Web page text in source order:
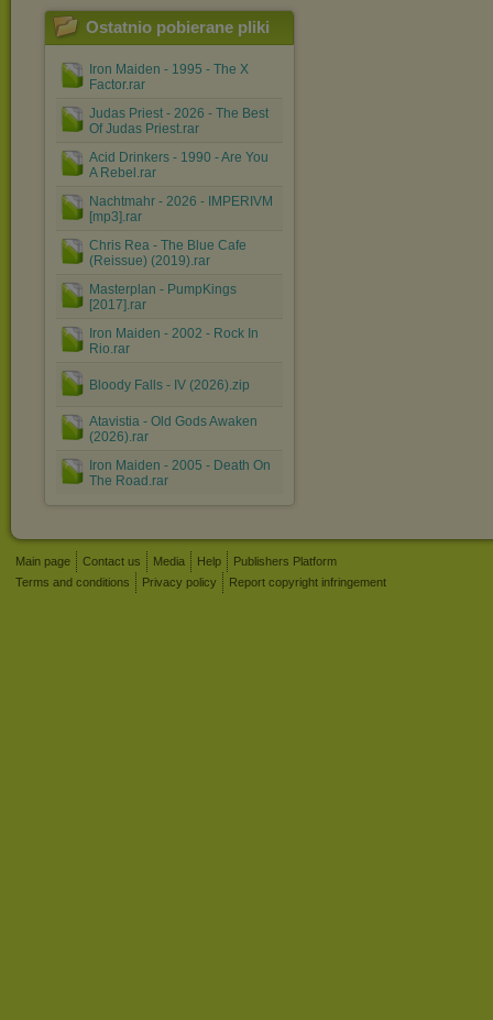
Ostatnio pobierane pliki
Iron Maiden - 1995 - The X
Factor.rar
Judas Priest - 2026 - The Best
Of Judas Priest.rar
Acid Drinkers - 1990 - Are You
A Rebel.rar
Nachtmahr - 2026 - IMPERIVM
[mp3].rar
Chris Rea - The Blue Cafe
(Reissue) (2019).rar
Masterplan - PumpKings
[2017].rar
Iron Maiden - 2002 - Rock In
Rio.rar
Bloody Falls - IV (2026).zip
Atavistia - Old Gods Awaken
(2026).rar
Iron Maiden - 2005 - Death On
The Road.rar
Main page Contact us Media Help
Publishers Platform
Terms and conditions
Privacy policy Report copyright infringement